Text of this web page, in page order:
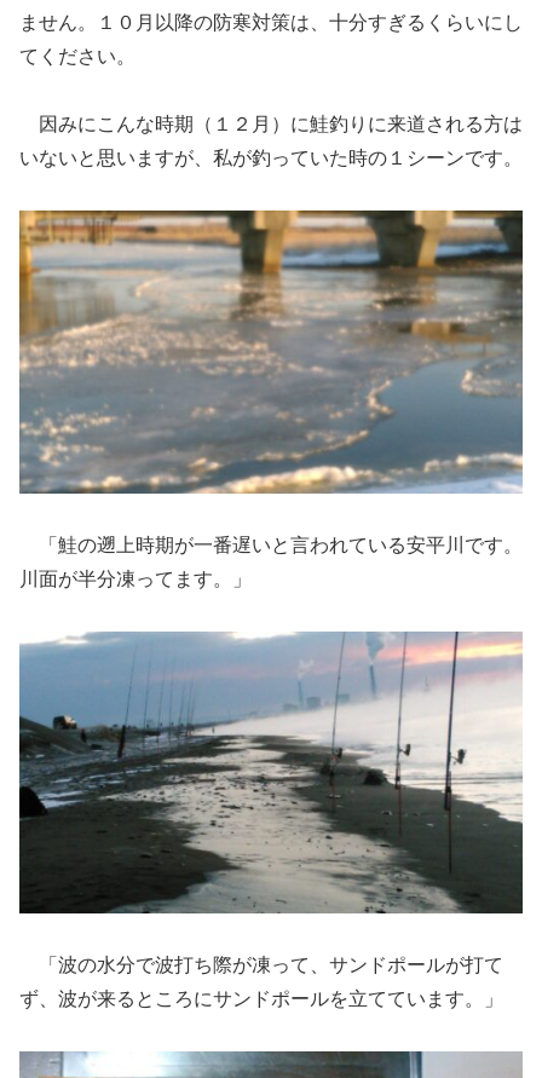
ません。１０月以降の防寒対策は、十分すぎるくらいにし
てください。
因みにこんな時期（１２月）に鮭釣りに来道される方は
いないと思いますが、私が釣っていた時の１シーンです。
「鮭の遡上時期が一番遅いと言われている安平川です。
川面が半分凍ってます。」
「波の水分で波打ち際が凍って、サンドポールが打て
ず、波が来るところにサンドポールを立てています。」